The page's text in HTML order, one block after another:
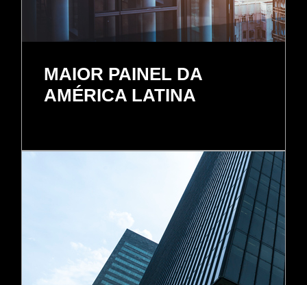
MAIOR PAINEL DA
AMÉRICA LATINA